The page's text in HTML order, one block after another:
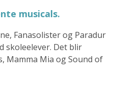
musicals.
Fanasolister og Paradur
skoleelever. Det blir
Mamma Mia og Sound of